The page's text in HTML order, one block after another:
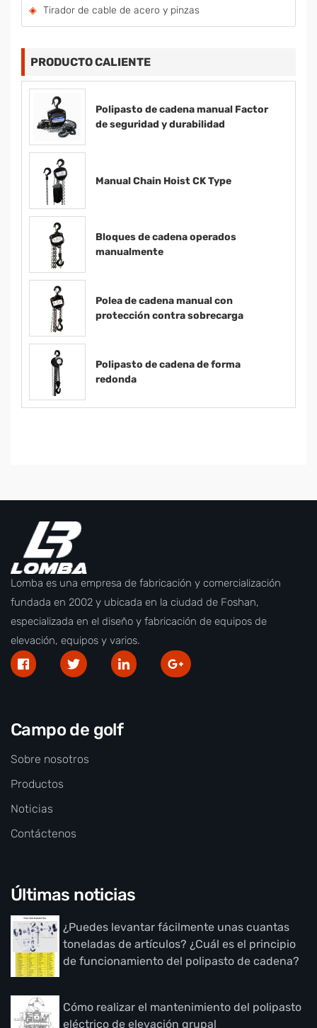
Tirador de cable de acero y pinzas
PRODUCTO CALIENTE
Polipasto de cadena manual Factor
de seguridad y durabilidad
Manual Chain Hoist CK Type
Bloques de cadena operados
manualmente
Polea de cadena manual con
protección contra sobrecarga
Polipasto de cadena de forma
redonda
Lomba es una empresa de fabricación y comercialización
fundada en 2002 y ubicada en la ciudad de Foshan,
especializada en el diseño y fabricación de equipos de
elevación, equipos y varios.
Campo de golf
Sobre nosotros
Productos
Noticias
Contáctenos
Últimas noticias
¿Puedes levantar fácilmente unas cuantas
toneladas de artículos? ¿Cuál es el principio
de funcionamiento del polipasto de cadena?
Cómo realizar el mantenimiento del polipasto
eléctrico de elevación grupal